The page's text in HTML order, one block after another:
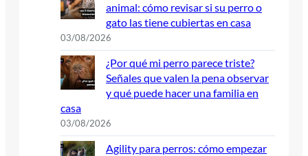
animal: cómo revisar si su perro o
gato las tiene cubiertas en casa
03/08/2026
¿Por qué mi perro parece triste?
Señales que valen la pena observar
y qué puede hacer una familia en
casa
03/08/2026
Agility para perros: cómo empezar